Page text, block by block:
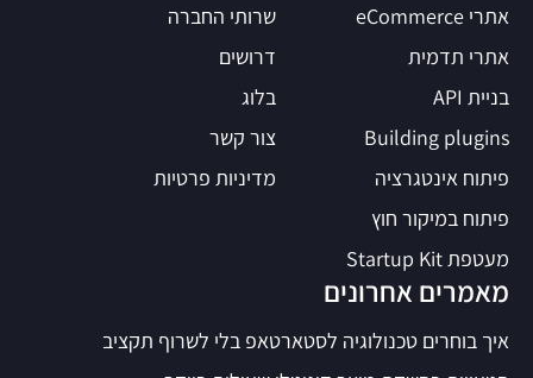
שרותי החברה
דרושים
בלוג
צור קשר
מדיניות פרטיות
מאמרים אחרונים
איך בוחרים טכנולוגיה לסטארטאפ בלי לשרוף תקציב
אתרי eCommerce
אתרי תדמית
בניית API
Building plugins
פיתוח אינטגרציה
פיתוח במיקור חוץ
מעטפת Startup Kit